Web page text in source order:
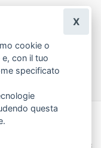
per Fioristi
cookie o
con il tuo
specificato
questa
X